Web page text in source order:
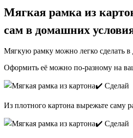
Мягкая рамка из
сам в домашних
Мягкую рамку можно легко сделать
Оформить её можно по-разному на
Из плотного картона вырежьте саму